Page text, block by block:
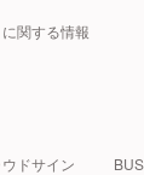
関する情報
ドサイン